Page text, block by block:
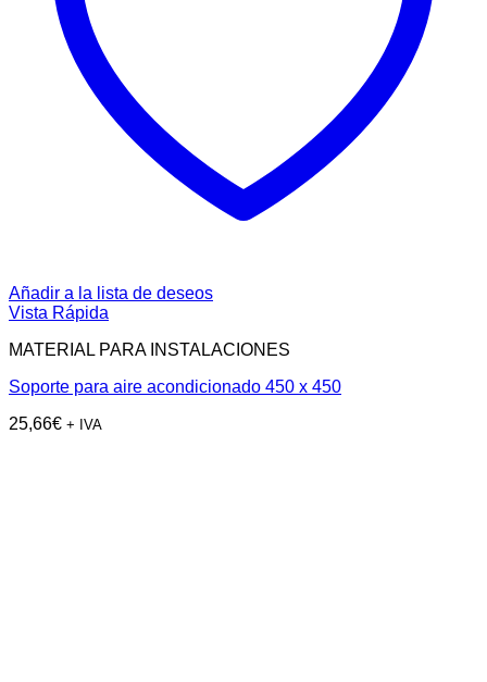
Añadir a la lista de deseos
Vista Rápida
MATERIAL PARA INSTALACIONES
Soporte para aire acondicionado 450 x 450
25,66€ + IVA